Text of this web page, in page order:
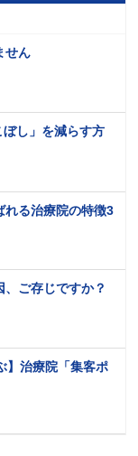
せん
し」を減らす方
れる治療院の特徴3
ご存じですか？
】治療院「集客ポ